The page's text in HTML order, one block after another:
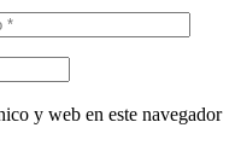
y web en este navegador